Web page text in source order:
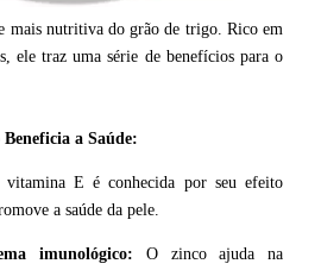
mais nutritiva do grão de trigo. Rico em
ele traz uma série de benefícios para o
a Saúde:
vitamina E é conhecida por seu efeito
a saúde da pele.
imunológico: O zinco ajuda na